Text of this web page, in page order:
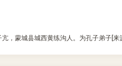
，蒙城县城西黄练沟人。为孔子弟子[来